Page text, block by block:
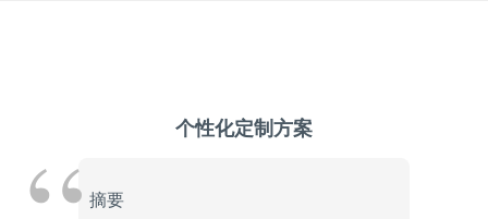
个性化定制方案
摘要